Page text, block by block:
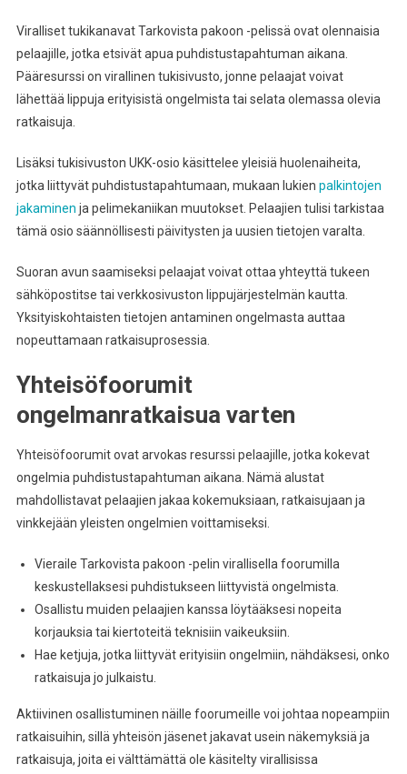
Viralliset tukikanavat Tarkovista pakoon -pelissä ovat olennaisia
pelaajille, jotka etsivät apua puhdistustapahtuman aikana.
Pääresurssi on virallinen tukisivusto, jonne pelaajat voivat
lähettää lippuja erityisistä ongelmista tai selata olemassa olevia
ratkaisuja.
Lisäksi tukisivuston UKK-osio käsittelee yleisiä huolenaiheita,
jotka liittyvät puhdistustapahtumaan, mukaan lukien palkintojen
jakaminen ja pelimekaniikan muutokset. Pelaajien tulisi tarkistaa
tämä osio säännöllisesti päivitysten ja uusien tietojen varalta.
Suoran avun saamiseksi pelaajat voivat ottaa yhteyttä tukeen
sähköpostitse tai verkkosivuston lippujärjestelmän kautta.
Yksityiskohtaisten tietojen antaminen ongelmasta auttaa
nopeuttamaan ratkaisuprosessia.
Yhteisöfoorumit
ongelmanratkaisua varten
Yhteisöfoorumit ovat arvokas resurssi pelaajille, jotka kokevat
ongelmia puhdistustapahtuman aikana. Nämä alustat
mahdollistavat pelaajien jakaa kokemuksiaan, ratkaisujaan ja
vinkkejään yleisten ongelmien voittamiseksi.
Vieraile Tarkovista pakoon -pelin virallisella foorumilla
keskustellaksesi puhdistukseen liittyvistä ongelmista.
Osallistu muiden pelaajien kanssa löytääksesi nopeita
korjauksia tai kiertoteitä teknisiin vaikeuksiin.
Hae ketjuja, jotka liittyvät erityisiin ongelmiin, nähdäksesi, onko
ratkaisuja jo julkaistu.
Aktiivinen osallistuminen näille foorumeille voi johtaa nopeampiin
ratkaisuihin, sillä yhteisön jäsenet jakavat usein näkemyksiä ja
ratkaisuja, joita ei välttämättä ole käsitelty virallisissa